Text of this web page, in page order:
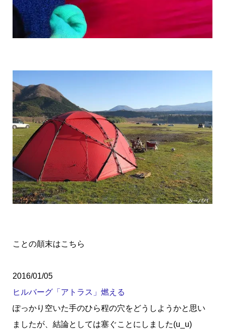
ことの顛末はこちら
2016/01/05
ヒルバーグ「アトラス」燃える
ぽっかり空いた手のひら程の穴をどうしようかと思い
ましたが、結論としては塞ぐことにしました(u_u)